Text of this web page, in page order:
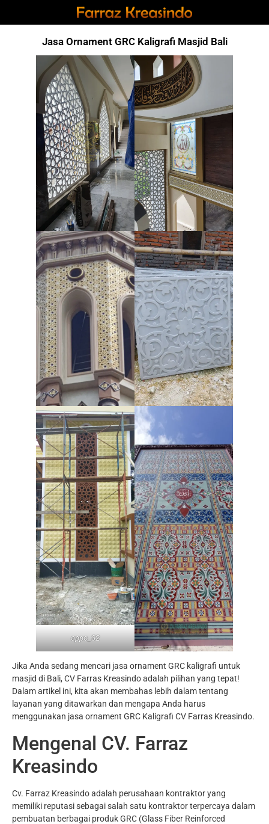
Jasa Ornament GRC Kaligrafi Masjid Bali
oppo_32
Jika Anda sedang mencari jasa ornament GRC kaligrafi untuk
masjid di Bali, CV Farras Kreasindo adalah pilihan yang tepat!
Dalam artikel ini, kita akan membahas lebih dalam tentang
layanan yang ditawarkan dan mengapa Anda harus
menggunakan jasa ornament GRC Kaligrafi CV Farras Kreasindo.
Mengenal CV. Farraz
Kreasindo
Cv. Farraz Kreasindo adalah perusahaan kontraktor yang
memiliki reputasi sebagai salah satu kontraktor terpercaya dalam
pembuatan berbagai produk GRC (Glass Fiber Reinforced